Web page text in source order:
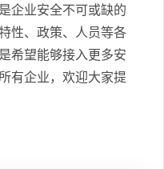
企业安全不可或缺的
性、政策、人员等各
希望能够接入更多安
有企业，欢迎大家提